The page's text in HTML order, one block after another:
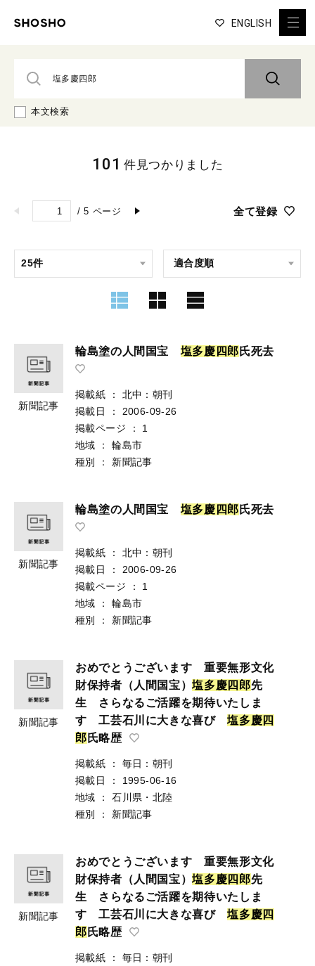
ENGLISH
本文検索
/ 5 ページ 全て登録
101 件見つかりました
新聞記事
輪島塗の人間国宝 塩多慶 四 郎 氏死去
掲載紙 ：
北中：朝刊
掲載日
：
2006-09-26
掲載ページ
：
1
地域
：
輪島市
種別
： 新聞記事
新聞記事
輪島塗の人間国宝 塩多慶 四 郎 氏死去
掲載紙 ：
北中：朝刊
掲載日
：
2006-09-26
掲載ページ
：
1
地域
：
輪島市
種別
： 新聞記事
新聞記事
おめでとうございます 重要無形文化
財保持者（人間国宝）塩多慶四 郎先
生 さらなるご活躍を期待いたしま
す 工芸石川に大きな喜び塩多慶四
郎 氏略歴
掲載紙 ：
毎日：朝刊
掲載日
：
1995-06-16
地域
：
石川県・北陸
種別
： 新聞記事
新聞記事
おめでとうございます 重要無形文化
財保持者（人間国宝）塩多慶四 郎先
生 さらなるご活躍を期待いたしま
す 工芸石川に大きな喜び塩多慶四
郎 氏略歴
掲載紙 ：
毎日：朝刊